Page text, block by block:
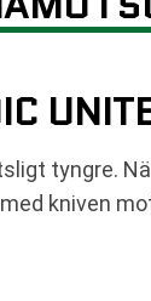
tyngre.
kniven